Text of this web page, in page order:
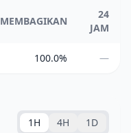
MEMBAGIKAN
24
JAM
100.0% —
1H 4H 1D